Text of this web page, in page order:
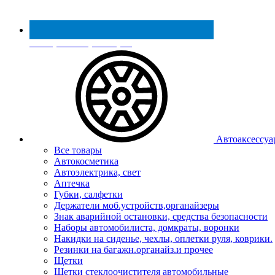
Реестр МинПромТорга
Все товары
Автокосметика
Автоэлектрика, свет
Аптечка
Губки, салфетки
Держатели моб.устройств,органайзеры
Знак аварийной остановки, средства безопасности
Наборы автомобилиста, домкраты, воронки
Накидки на сиденье, чехлы, оплетки руля, коврики.
Резинки на багажн.органайз.и прочее
Щетки
Щетки стеклоочистителя автомобильные